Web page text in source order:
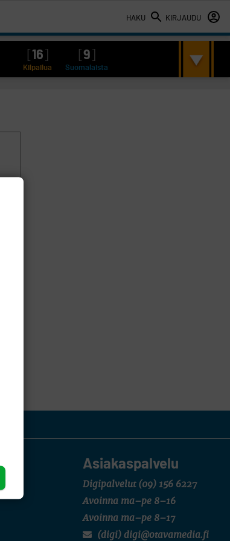
HAKU KIRJAUDU
16 9
Kilpailua Suomalaista
Asiakaspalvelu
Digipalvelut (09) 156 6227
Avoinna ma–pe 8–16
Avoinna ma–pe 8–17
(digi) digi@otavamedia.fi